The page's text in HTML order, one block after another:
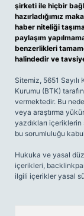
şirketi ile hiçbir
hazırladığımız
haber niteliği
paylaşım
benzerlikleri
halindedir ve
Sitemiz, 5651
Kurumu (BTK)
vermektedir. Bu
veya araştırma
yazdıkları
bu sorumluluğu
Hukuka ve yasal
içerikleri,
ilgili içerikler yasal